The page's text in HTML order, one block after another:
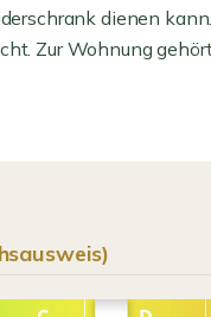
dienen
Zur Wohnung